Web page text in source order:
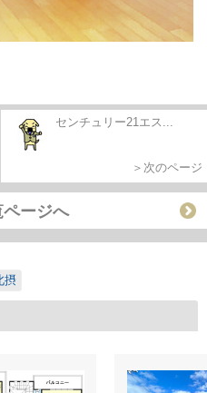
センチュリー21エス...
＞次のページ
ージへ
摂